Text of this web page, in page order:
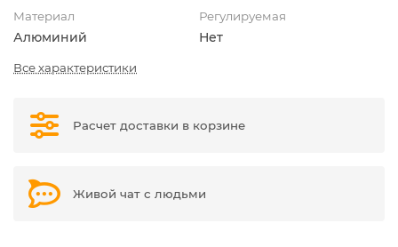
Материал
Алюминий
Регулируемая
Нет
Все характеристики
Расчет доставки в корзине
Живой чат с людьми